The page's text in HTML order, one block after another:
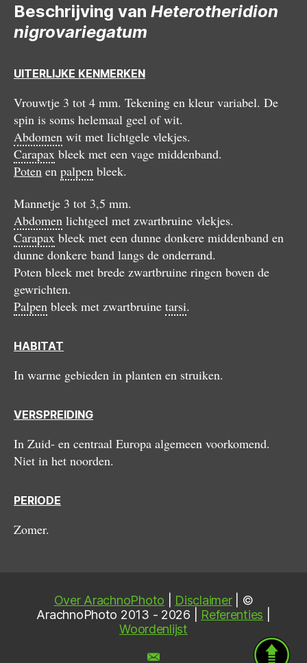
Beschrijving van Heterotheridion
nigrovariegatum
UITERLIJKE KENMERKEN
Vrouwtje 3 tot 4 mm. Tekening en kleur variabel. De
spin is soms helemaal geel of wit.
Abdomen wit met lichtgele vlekjes.
Carapax bleek met een vage middenband.
Poten en palpen bleek.
Mannetje 3 tot 3,5 mm.
Abdomen lichtgeel met zwartbruine vlekjes.
Carapax bleek met een dunne donkere middenband en
dunne donkere band langs de onderrand.
Poten bleek met brede zwartbruine ringen boven de
gewrichten.
Palpen bleek met zwartbruine tarsi.
HABITAT
In warme gebieden in planten en struiken.
VERSPREIDING
In Zuid- en centraal Europa algemeen voorkomend.
Niet in het noorden.
PERIODE
Zomer.
Over ArachnoPhoto Disclaimer| ©
ArachnoPhoto 2013 - 2026 | Referenties
Woordenlijst